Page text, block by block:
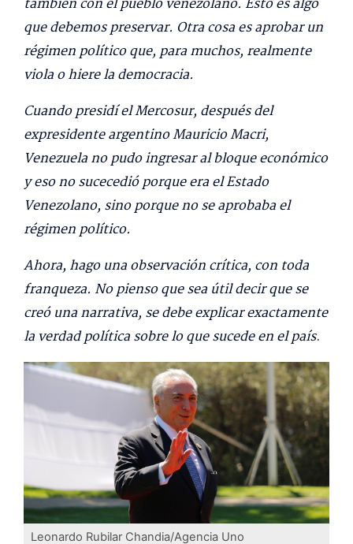
también con el pueblo venezolano. Esto es algo
que debemos preservar. Otra cosa es aprobar un
régimen político que, para muchos, realmente
viola o hiere la democracia.
Cuando presidí el Mercosur, después del
expresidente argentino Mauricio Macri,
Venezuela no pudo ingresar al bloque económico
y eso no sucecedió porque era el Estado
Venezolano, sino porque no se aprobaba el
régimen político.
Ahora, hago una observación crítica, con toda
franqueza. No pienso que sea útil decir que se
creó una narrativa, se debe explicar exactamente
la verdad política sobre lo que sucede en el país.
Leonardo Rubilar Chandia/Agencia Uno